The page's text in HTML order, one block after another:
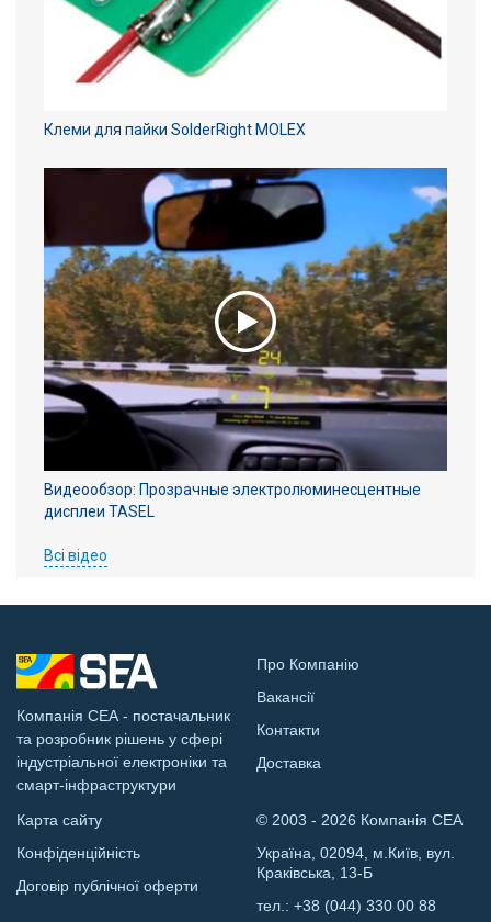
Клеми для пайки SolderRight MOLEX
Видеообзор: Прозрачные электролюминесцентные
дисплеи TASEL
Всі відео
Компанія СЕА - постачальник
та розробник рішень у сфері
індустріальної електроніки та
смарт-інфраструктури
Про Компанію
Вакансії
Контакти
Доставка
Карта сайту
Конфіденційність
Договір публічної оферти
© 2003 - 2026 Компанія СЕА
Україна, 02094, м.Київ, вул.
Краківська, 13-Б
тел.: +38 (044) 330 00 88